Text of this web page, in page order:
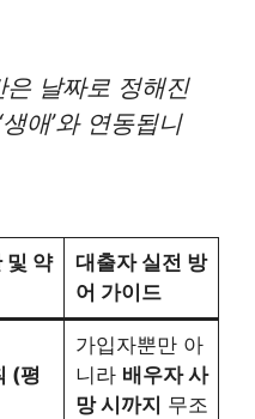
날짜로 정해진
애’와 연동됩니
및 약
대출자 실전 방
어 가이드
(평
가입자뿐만 아
니라 배우자 사
망 시까지 무조